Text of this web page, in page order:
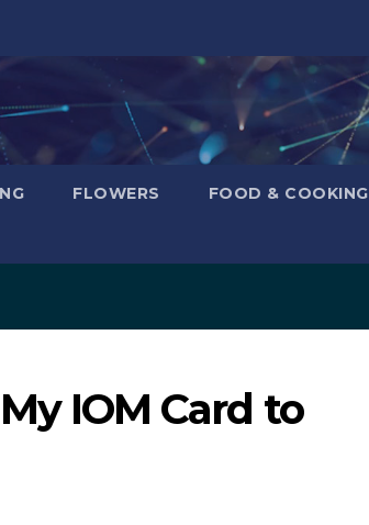
FLOWERS FOOD & COOKING
IOM Card to